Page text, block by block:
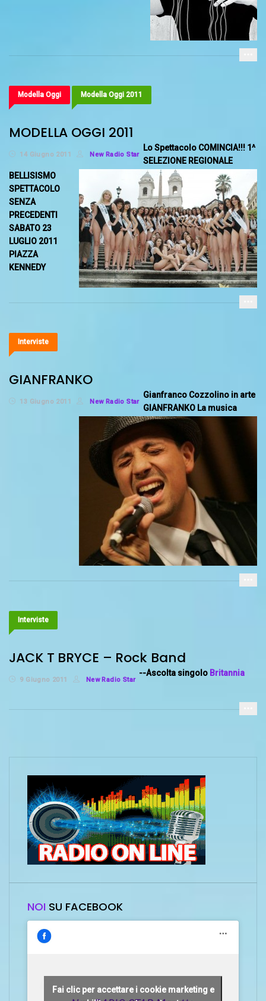
Modella Oggi Modella Oggi 2011
MODELLA OGGI 2011
14 Giugno 2011 New Radio Star
Lo Spettacolo COMINCIA!!! 1^
SELEZIONE REGIONALE
BELLISISMO
SPETTACOLO
SENZA
PRECEDENTI
SABATO 23
LUGLIO 2011
PIAZZA
KENNEDY
Interviste
GIANFRANKO
13 Giugno 2011 New Radio Star
Gianfranco Cozzolino in arte
GIANFRANKO La musica
Interviste
JACK T BRYCE – Rock Band
9 Giugno 2011 New Radio Star
--Ascolta singolo Britannia
NOI SU FACEBOOK
Fai clic per accettare i cookie marketing e